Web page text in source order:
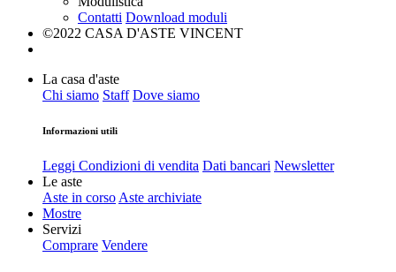
Contatti Download moduli
©2022 CASA D'ASTE VINCENT
La casa d'aste
Chi siamo Staff Dove siamo
Informazioni utili
Leggi Condizioni di vendita Dati bancari Newsletter
Le aste
Aste in corso Aste archiviate
Mostre
Servizi
Comprare Vendere